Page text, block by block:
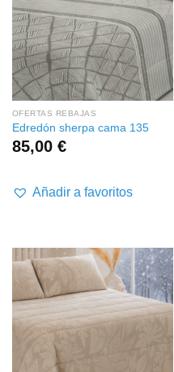
OFERTAS REBAJAS
Edredón sherpa cama 135
85,00 €
Añadir a favoritos